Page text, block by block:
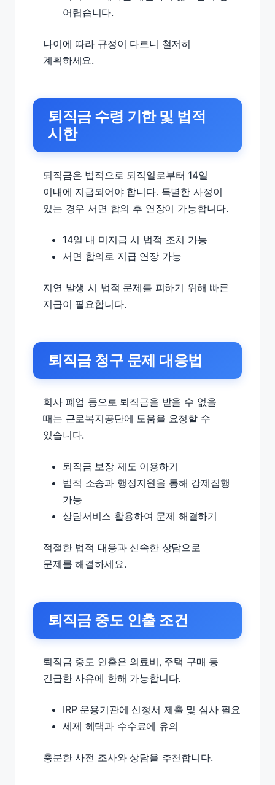
어렵습니다.
나이에 따라 규정이 다르니 철저히
계획하세요.
퇴직금 수령 기한 및 법적
시한
퇴직금은 법적으로 퇴직일로부터 14일
이내에 지급되어야 합니다. 특별한 사정이
있는 경우 서면 합의 후 연장이 가능합니다.
14일 내 미지급 시 법적 조치 가능
서면 합의로 지급 연장 가능
지연 발생 시 법적 문제를 피하기 위해 빠른
지급이 필요합니다.
퇴직금 청구 문제 대응법
회사 폐업 등으로 퇴직금을 받을 수 없을
때는 근로복지공단에 도움을 요청할 수
있습니다.
퇴직금 보장 제도 이용하기
법적 소송과 행정지원을 통해 강제집행
가능
상담서비스 활용하여 문제 해결하기
적절한 법적 대응과 신속한 상담으로
문제를 해결하세요.
퇴직금 중도 인출 조건
퇴직금 중도 인출은 의료비, 주택 구매 등
긴급한 사유에 한해 가능합니다.
IRP 운용기관에 신청서 제출 및 심사 필요
세제 혜택과 수수료에 유의
충분한 사전 조사와 상담을 추천합니다.